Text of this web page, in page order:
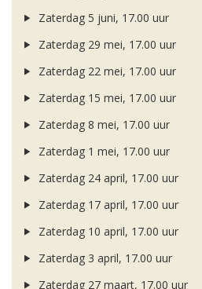
Zaterdag 5 juni, 17.00 uur
Zaterdag 29 mei, 17.00 uur
Zaterdag 22 mei, 17.00 uur
Zaterdag 15 mei, 17.00 uur
Zaterdag 8 mei, 17.00 uur
Zaterdag 1 mei, 17.00 uur
Zaterdag 24 april, 17.00 uur
Zaterdag 17 april, 17.00 uur
Zaterdag 10 april, 17.00 uur
Zaterdag 3 april, 17.00 uur
Zaterdag 27 maart, 17.00 uur